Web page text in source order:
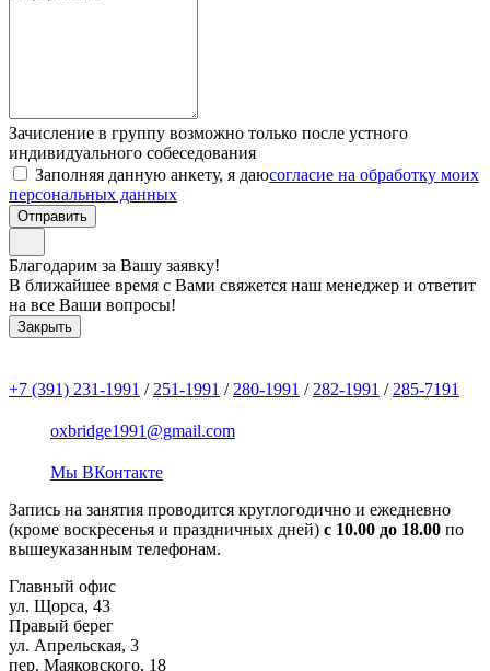
Зачисление в группу возможно только после устного
индивидуального собеседования
Заполняя данную анкету, я даюсогласие на обработку моих
персональных данных
Отправить
Благодарим за Вашу заявку!
В ближайшее время с Вами свяжется наш менеджер и ответит
на все Ваши вопросы!
Закрыть
+7 (391) 231-1991 / 251-1991 / 280-1991 / 282-1991 / 285-7191
oxbridge1991@gmail.com
Мы ВКонтакте
Запись на занятия проводится круглогодично и ежедневно
(кроме воскресенья и праздничных дней) с 10.00 до 18.00 по
вышеуказанным телефонам.
Главный офис
ул. Щорса, 43
Правый берег
ул. Апрельская, 3
пер. Маяковского, 18